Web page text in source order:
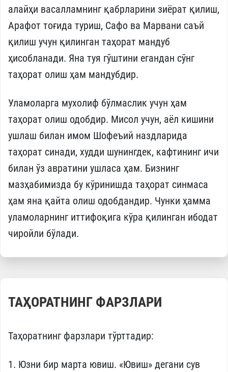
алайҳи васалламнинг қабрларини зиёрат қилиш,
Арафот тоғида туриш, Сафо ва Марвани саъй
қилиш учун қилинган таҳорат мандуб
ҳисобланади. Яна туя гўштини егандан сўнг
таҳорат олиш ҳам мандубдир.
Уламоларга мухолиф бўлмаслик учун ҳам
таҳорат олиш одобдир. Мисол учун, аёл кишини
ушлаш билан имом Шофеъий наздларида
таҳорат синади, худди шунингдек, кафтининг ичи
билан ўз авратини ушласа ҳам. Бизнинг
мазҳабимизда бу кўринишда таҳорат синмаса
ҳам яна қайта олиш одобдандир. Чунки ҳамма
уламоларнинг иттифоқига кўра қилинган ибодат
чиройли бўлади.
ТАҲОРАТНИНГ ФАРЗЛАРИ
Таҳоратнинг фарзлари тўрттадир:
1. Юзни бир марта ювиш. «Ювиш» дегани сув